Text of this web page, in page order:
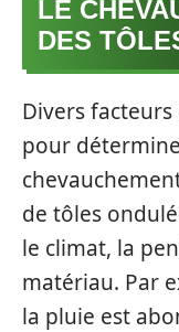
LE
DES
Divers
pour
de tôles
le climat, la
matériau. Par
la pluie est